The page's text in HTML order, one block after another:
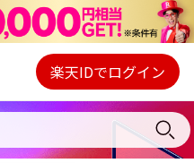
Webプレイヤー
ご契約内容の確認・変更
楽天IDでログイン